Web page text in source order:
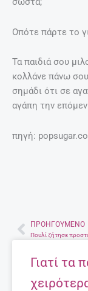
Οπότε πάρτε το
Τα παιδιά σου
κολλάνε πάνω
σημάδι ότι σε
αγάπη την
πηγή:
Prev
ΠΡΟΗΓΟΎΜΕΝΟ
Γιατί τα